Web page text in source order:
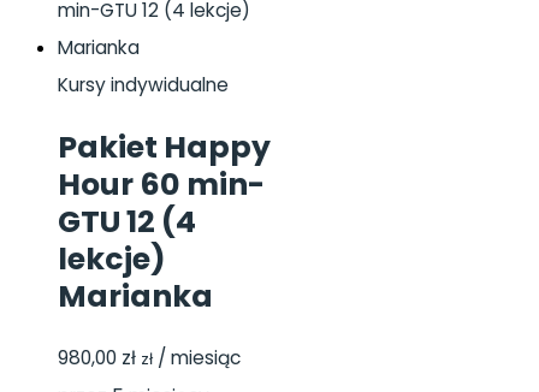
Kursy indywidualne
Pakiet Happy
Hour 60 min-
GTU 12 (4
lekcje)
Marianka
980,00 zł zł / miesiąc